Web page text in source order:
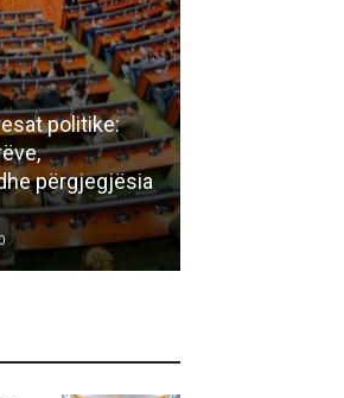
politike:
përgjegjësia
0